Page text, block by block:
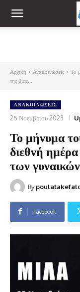
Αρχική Ανακοινώσεις
Το
της βίας...
ΑΝΑΚΟΙΝΏΣΕΙΣ
25 Νοεμβρίου 2023
Το μήνυμα
διεθνή
των γυναικών
By
Facebook